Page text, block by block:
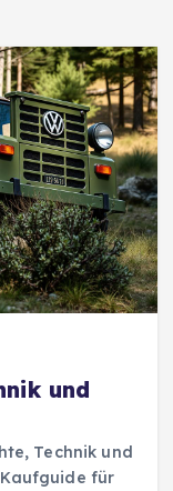
und
Technik und
für